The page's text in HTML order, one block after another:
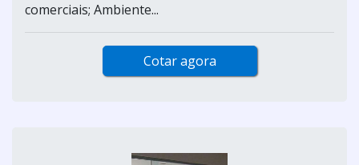
comerciais; Ambiente...
Cotar agora